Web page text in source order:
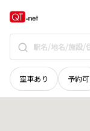
空車あり 予約可
秋田県